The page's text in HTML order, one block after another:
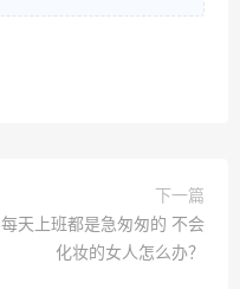
下一篇
每天上班都是急匆匆的 不会
化妆的女人怎么办？